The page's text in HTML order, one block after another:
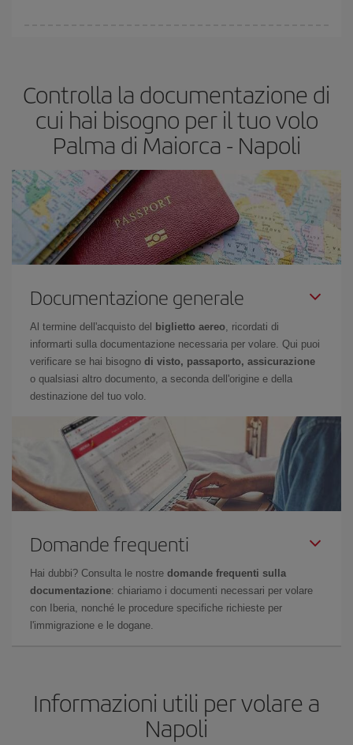
Controlla la documentazione di
cui hai bisogno per il tuo volo
Palma di Maiorca - Napoli
Documentazione generale
Al termine dell'acquisto del biglietto aereo, ricordati di
informarti sulla documentazione necessaria per volare. Qui puoi
verificare se hai bisogno di visto, passaporto, assicurazione
o qualsiasi altro documento, a seconda dell'origine e della
destinazione del tuo volo.
Domande frequenti
Hai dubbi? Consulta le nostre domande frequenti sulla
documentazione: chiariamo i documenti necessari per volare
con Iberia, nonché le procedure specifiche richieste per
l'immigrazione e le dogane.
Informazioni utili per volare a
Napoli